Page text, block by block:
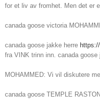
for et liv av fromhet. Men det er
canada goose victoria
canada goose jakke herre
fra VINK trinn inn. canada goose
MOHAMMED: Vi vil diskutere
canada goose TEMPLE